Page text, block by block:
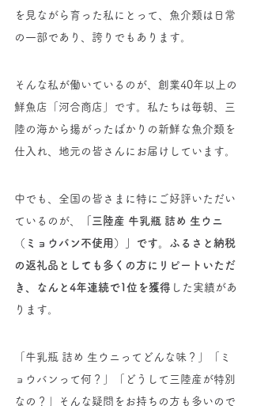
を見ながら育った私にとって、魚介類は日常
の一部であり、誇りでもあります。
そんな私が働いているのが、創業40年以上の
鮮魚店「河合商店」です。私たちは毎朝、三
陸の海から揚がったばかりの新鮮な魚介類を
仕入れ、地元の皆さんにお届けしています。
中でも、全国の皆さまに特にご好評いただい
ているのが、
「三陸産 牛乳瓶 詰め 生ウニ
（ミョウバン不使用）」です。ふるさと納税
の返礼品としても多くの方にリピートいただ
き、なんと4年連続で1位を獲得 した実績があ
ります。
「牛乳瓶 詰め 生ウニってどんな味？」「ミ
ョウバンって何？」「どうして三陸産が特別
なの？」そんな疑問をお持ちの方も多いので